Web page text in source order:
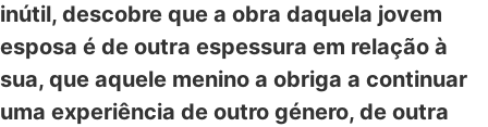
inútil, descobre que a obra daquela jovem
esposa é de outra espessura em relação à
sua, que aquele menino a obriga a continuar
uma experiência de outro género, de outra